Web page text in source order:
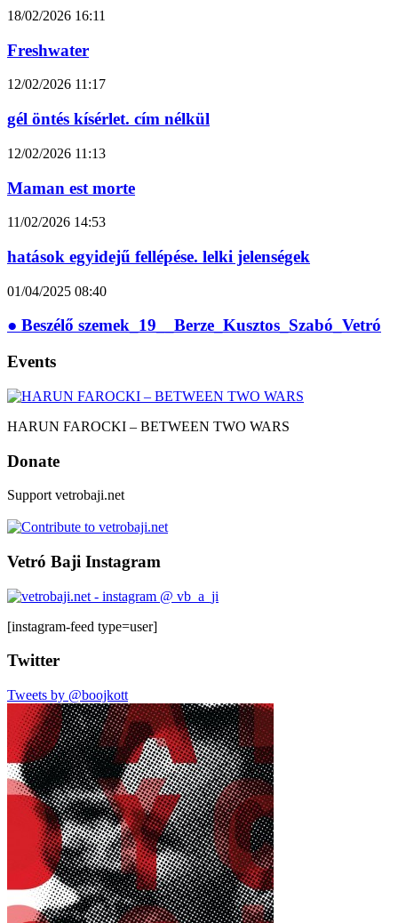
18/02/2026 16:11
Freshwater
12/02/2026 11:17
gél öntés kísérlet. cím nélkül
12/02/2026 11:13
Maman est morte
11/02/2026 14:53
hatások egyidejű fellépése. lelki jelenségek
01/04/2025 08:40
● Beszélő szemek_19__Berze_Kusztos_Szabó_Vetró
Events
HARUN FAROCKI – BETWEEN TWO WARS
Donate
Support vetrobaji.net
Vetró Baji Instagram
[instagram-feed type=user]
Twitter
Tweets by @boojkott